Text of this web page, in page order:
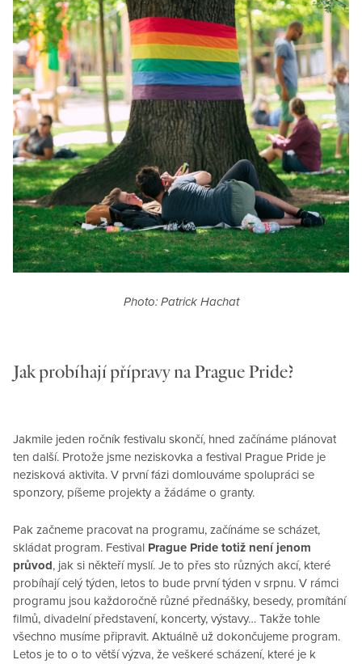
Photo: Patrick Hachat
Jak probíhají přípravy na Prague Pride?
Jakmile jeden ročník festivalu skončí, hned začínáme plánovat
ten další. Protože jsme neziskovka a festival Prague Pride je
nezisková aktivita. V první fázi domlouváme spolupráci se
sponzory, píšeme projekty a žádáme o granty.
Pak začneme pracovat na programu, začínáme se scházet,
skládat program. Festival Prague Pride totiž není jenom
průvod, jak si někteří myslí. Je to přes sto různých akcí, které
probíhají celý týden, letos to bude první týden v srpnu. V rámci
programu jsou každoročně různé přednášky, besedy, promítání
filmů, divadelní představení, koncerty, výstavy… Takže tohle
všechno musíme připravit. Aktuálně už dokončujeme program.
Letos je to o to větší výzva, že veškeré scházení, které je k